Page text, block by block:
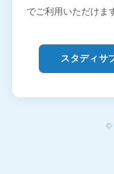
でご利用いただけま
スタディサ
©